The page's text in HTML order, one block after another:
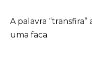
A palavra
uma faca.